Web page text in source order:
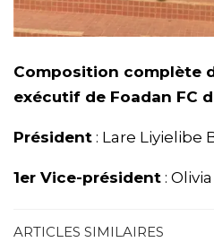
Composition complète
exécutif de Foadan FC
Président : Lare Liyielibe
1er Vice-président :
ARTICLES SIMILAIRES